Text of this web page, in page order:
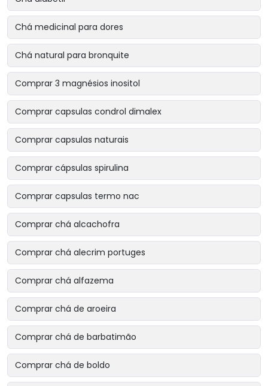
Chá medicinal para dores
Chá natural para bronquite
Comprar 3 magnésios inositol
Comprar capsulas condrol dimalex
Comprar capsulas naturais
Comprar cápsulas spirulina
Comprar capsulas termo nac
Comprar chá alcachofra
Comprar chá alecrim portuges
Comprar chá alfazema
Comprar chá de aroeira
Comprar chá de barbatimão
Comprar chá de boldo